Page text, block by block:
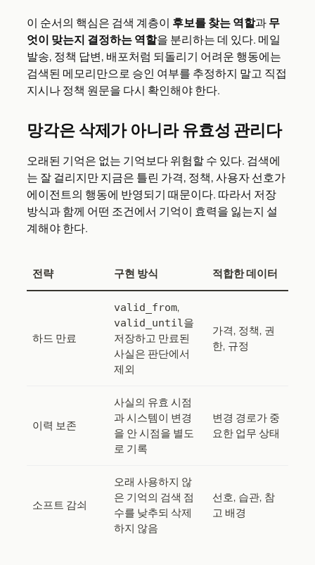
이 순서의 핵심은 검색 계층이 후보를 찾는 역할과무
엇이 맞는지 결정하는 역할을 분리하는 데 있다. 메일
발송, 정책 답변, 배포처럼 되돌리기 어려운 행동에는
검색된 메모리만으로 승인 여부를 추정하지 말고 직접
지시나 정책 원문을 다시 확인해야 한다.
망각은 삭제가 아니라 유효성 관리다
오래된 기억은 없는 기억보다 위험할 수 있다. 검색에
는 잘 걸리지만 지금은 틀린 가격, 정책, 사용자 선호가
에이전트의 행동에 반영되기 때문이다. 따라서 저장
방식과 함께 어떤 조건에서 기억이 효력을 잃는지 설
계해야 한다.
전략 구현 방식 적합한 데이터
하드 만료
valid_from,
valid_until을
저장하고 만료된
사실은 판단에서
제외
가격, 정책, 권
한, 규정
이력 보존
사실의 유효 시점
과 시스템이 변경
을 안 시점을 별도
로 기록
변경 경로가 중
요한 업무 상태
소프트 감쇠
오래 사용하지 않
은 기억의 검색 점
수를 낮추되 삭제
하지 않음
선호, 습관, 참
고 배경